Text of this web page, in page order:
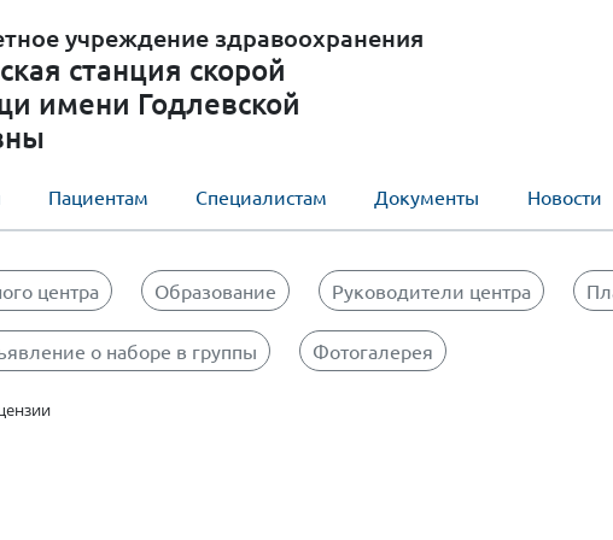
учреждение здравоохранения
станция скорой
имени Годлевской
Пациентам Специалистам Документы Новости
центра Образование Руководители центра
о наборе в группы Фотогалерея